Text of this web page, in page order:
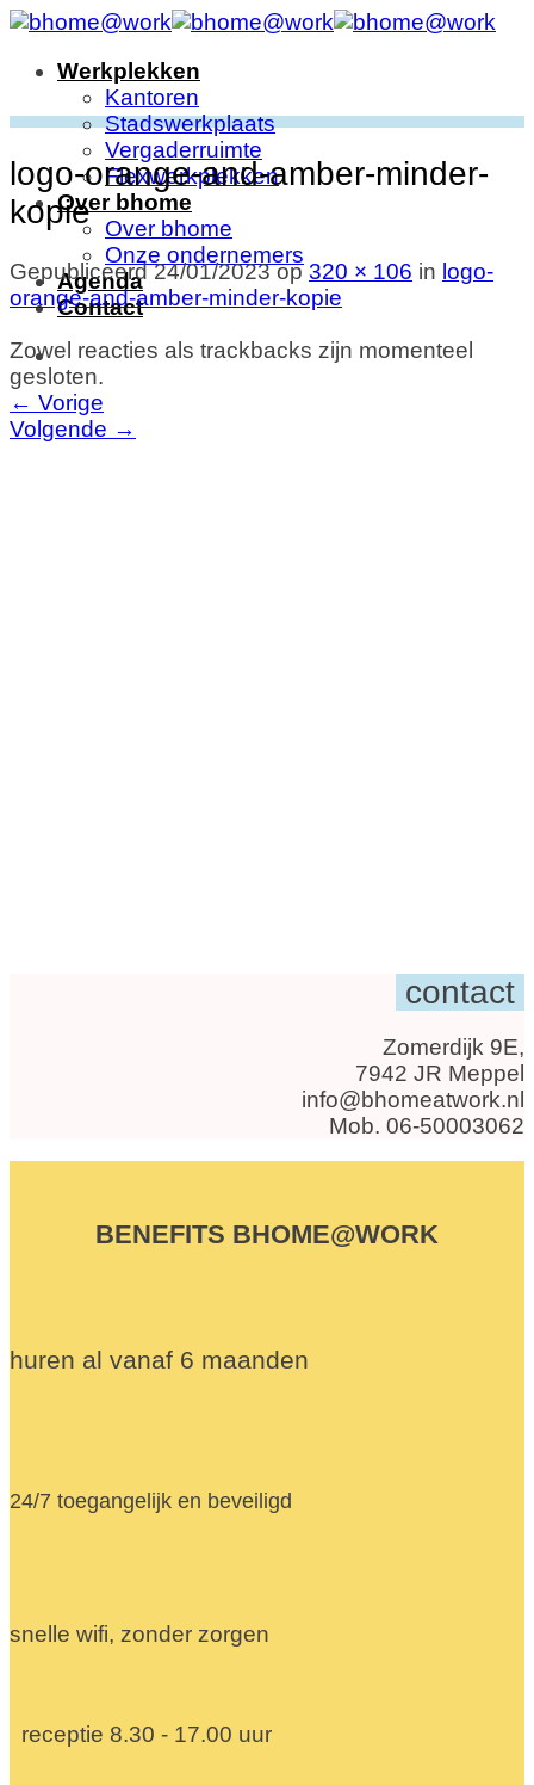
Ga
inhoudWerkplekken
Kantoren
Stadswerkplaats
Vergaderruimte
Flexwerkplekken
Over bhome
Over bhome
Onze ondernemers
Agenda
Contact
logo-orange-and-amber-minder-
kopie
Gepubliceerd24/01/2023op320 × 106 in logo-
orange-and-amber-minder-kopie
Zowel reacties als trackbacks zijn momenteel
gesloten.
← Vorige
Volgende →
contact
Zomerdijk 9E,
7942 JR Meppel
info@bhomeatwork.nl
Mob. 06-50003062
BENEFITS BHOME@WORK
huren al vanaf 6 maanden
24/7 toegangelijk en beveiligd
snelle wifi, zonder zorgen
receptie 8.30 - 17.00 uur